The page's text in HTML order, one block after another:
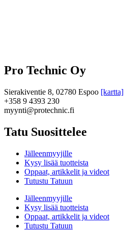
Pro Technic Oy
Sierakiventie 8, 02780 Espoo [kartta]
+358 9 4393 230
myynti@protechnic.fi
Tatu Suosittelee
Jälleenmyyjille
Kysy lisää tuotteista
Oppaat, artikkelit ja videot
Tutustu Tatuun
Jälleenmyyjille
Kysy lisää tuotteista
Oppaat, artikkelit ja videot
Tutustu Tatuun